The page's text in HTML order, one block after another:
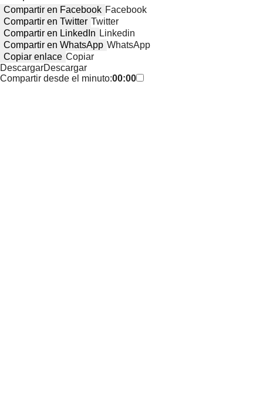
Compartir en Facebook Facebook
Compartir en Twitter Twitter
Compartir en LinkedIn Linkedin
Compartir en WhatsApp WhatsApp
Copiar enlace Copiar
DescargarDescargar
Compartir desde el minuto:00:00